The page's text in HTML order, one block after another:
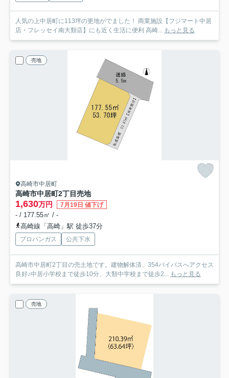
人気の上中居町に113坪の更地がでました！ 商業施設【フジマート中居
店・フレッセイ南大類店】にも近く生活に便利 高崎... もっと見る
売地
高崎市中居町
高崎市中居町2丁目売地
1,630万円 7月19日 値下げ
- / 177.55㎡ / -
高崎線「高崎」駅 徒歩37分
プロパンガス 公共下水
高崎市中居町2丁目の売土地です。建物解体済、354バイパスへアクセス
良好♪中居小学校まで徒歩10分、大類中学校まで徒歩2... もっと見る
売地